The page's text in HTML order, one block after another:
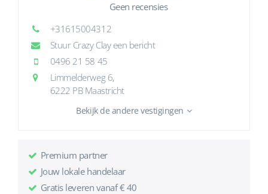
Geen recensies
+31615004312
Stuur Crazy Clay een bericht
0496 21 58 45
Limmelderweg 6,
6222 PB Maastricht
Bekijk de andere vestigingen
Premium partner
Jouw lokale handelaar
Gratis leveren vanaf € 40